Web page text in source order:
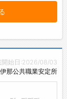
開始日:2026/08/03
那公共職業安定所